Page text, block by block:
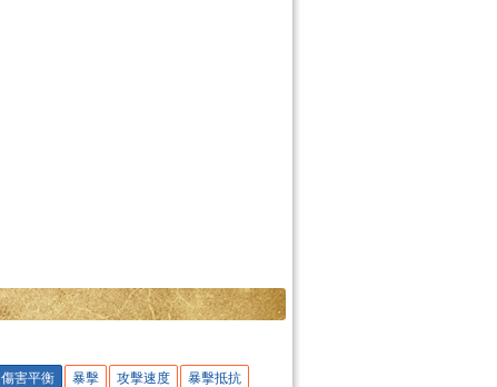
傷害平衡 暴擊 攻擊速度 暴擊抵抗